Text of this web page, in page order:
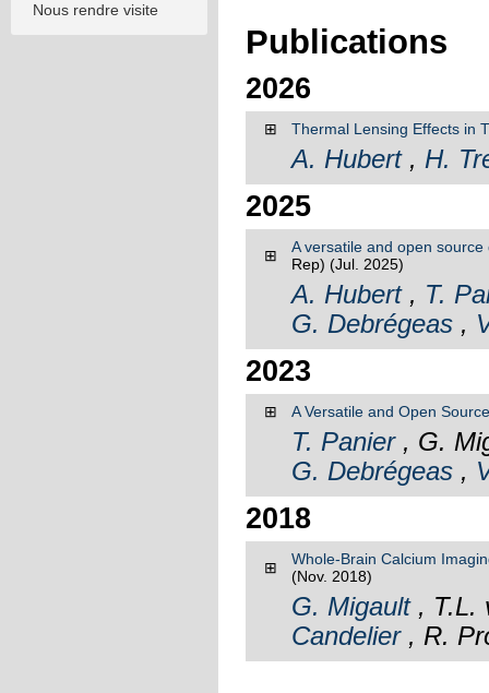
Nous rendre visite
Publications
2026
⊞ Thermal Lensing Effects in
A. Hubert, H.
2025
⊞
A versatile and open
Rep) (Jul. 2025)
A. Hubert, T.
G. Debrégeas ,
2023
⊞ A Versatile and Open
T. Panier, G.
G. Debrégeas ,
2018
⊞
Whole-Brain Calcium
(Nov. 2018)
G. Migault, T.L.
Candelier, R.